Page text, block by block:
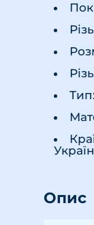
Опис